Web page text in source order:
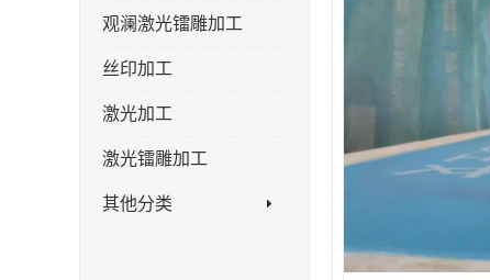
观澜激光镭雕加工
丝印加工
激光加工
激光镭雕加工
其他分类